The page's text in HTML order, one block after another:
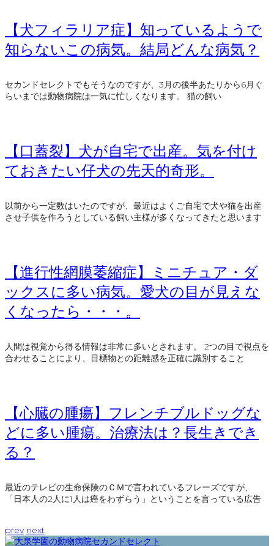
【犬フィラリア症】知っているようで
知らないこの病気。結局どんな病気？
セカンドセレクトでもそうなのですが、3月の後半あたりから6月ぐ
らいまでは動物病院は一気に忙しくなります。 猫の飼い
【口蓋裂】犬が自宅で出産。気を付け
ておきたい仔犬の先天的奇形。
以前から一定数はいたのですが、最近はよくご自宅で犬や猫を出産
させ子供を作ろうとしている飼い主様が多くなってきたと思います
【進行性網膜萎縮症】ミニチュア・ダ
ックスに多い病気。愛犬の目が見えな
くなったら・・・。
人間は視覚から得る情報は非常に多いとされます。 2つの目で視点を
合わせることにより、目標物との距離感を正確に識別すること
【心臓の腫瘍】フレンチブルドッグな
どに多い腫瘍。治療法は？長生きでき
る？
最近のテレビの生命保険のＣＭで言われているフレーズですが、
「日本人の2人に1人は癌をわずらう」ということを言っている広告
prev next